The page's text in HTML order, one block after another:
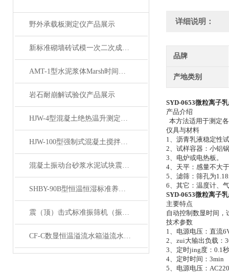
野外承载板测定仪产品展示
新标准砌墙砖试模一次二次成型试样制备模具产品展示
AMT-1型水泥浆体Marsh时间自动测定仪产品展示
岩石耐崩解试验仪产品展示
HJW-4型混凝土绝热温升测定仪产品展示
HJW-100型强制式混凝土搅拌机产品展示
混凝土振动台砂浆水泥试块震动平台产品展示
SHBY-90B型恒温恒湿标准养护箱 产品展示
震（顶）击式标准振筛机（振摆仪）产品展示
CF-C数显恒温溢流水箱溢流水槽展示
详细说明：
品牌
产地类别
SYD-0653微粒离子
产品介绍
本方法适用于测定
仪具与材料
1、沥青乳液稳定性
2、试样容器：小铝
3、电炉或电热板。
4、天平：感量不大
5、滤筛：筛孔为
6、其它：温度计、
SYD-0653微粒离子
主要特点
自动控制数显时间，
技术参数
1、电源电压：直流
2、zui大输出负载：
3、定时jing度：0.1秒
4、定时时间：3min
5、电源电压：